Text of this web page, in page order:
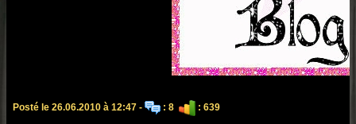
Posté le 26.06.2010 à 12:47 - : 8 : 639